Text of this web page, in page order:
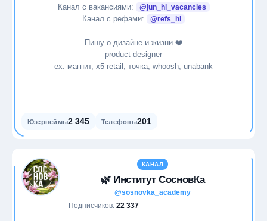
Канал с вакансиями: @jun_hi_vacancies
Канал с рефами: @refs_hi
———
Пишу о дизайне и жизни ❤️
product designer
ex: магнит, x5 retail, точка, whoosh, unabank
Юзернеймы2 345 Телефоны201
КАНАЛ
🌿 Институт СосновКа
@sosnovka_academy
Подписчиков: 22 337